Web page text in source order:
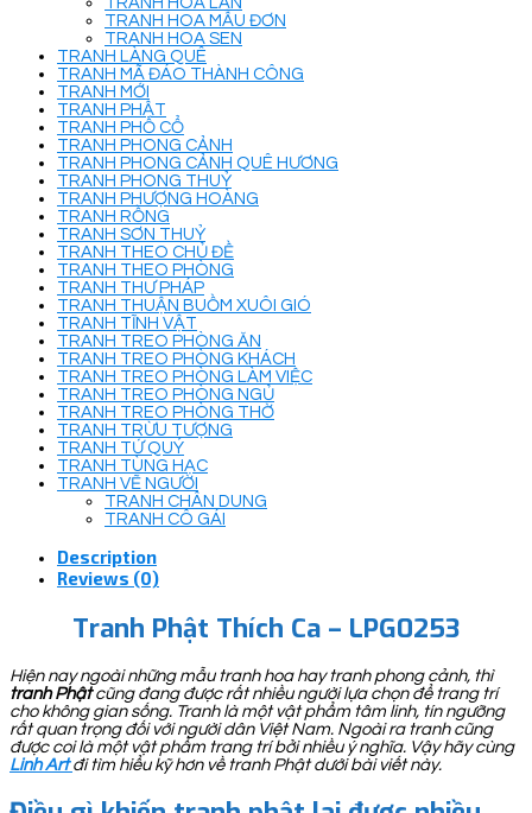
TRANH HOA MẪU ĐƠN
TRANH HOA SEN
TRANH LÀNG QUÊ
TRANH MÃ ĐÁO THÀNH CÔNG
TRANH MỚI
TRANH PHẬT
TRANH PHỐ CỔ
TRANH PHONG CẢNH
TRANH PHONG CẢNH QUÊ HƯƠNG
TRANH PHONG THUỶ
TRANH PHƯỢNG HOÀNG
TRANH RỒNG
TRANH SƠN THUỶ
TRANH THEO CHỦ ĐỀ
TRANH THEO PHÒNG
TRANH THƯ PHÁP
TRANH THUẬN BUỒM XUÔI GIÓ
TRANH TĨNH VẬT
TRANH TREO PHÒNG ĂN
TRANH TREO PHÒNG KHÁCH
TRANH TREO PHÒNG LÀM VIỆC
TRANH TREO PHÒNG NGỦ
TRANH TREO PHÒNG THỜ
TRANH TRỪU TƯỢNG
TRANH TỨ QUÝ
TRANH TÙNG HẠC
TRANH VẼ NGƯỜI
TRANH CHÂN DUNG
TRANH CÔ GÁI
Description
Reviews (0)
Tranh Phật Thích Ca – LPG0253
Hiện nay ngoài những mẫu tranh hoa hay tranh phong cảnh, thì
tranh Phậtcũng đang được rất nhiều người lựa chọn để trang trí
cho không gian sống. Tranh là một vật phẩm tâm linh, tín ngưỡng
rất quan trọng đối với người dân Việt Nam. Ngoài ra tranh cũng
được coi là một vật phẩm trang trí bởi nhiều ý nghĩa. Vậy hãy cùng
Linh Artđi tìm hiểu kỹ hơn về tranh Phật dưới bài viết này.